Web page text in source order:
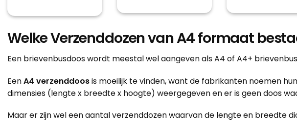
Welke Verzenddozen van A4 formaat
Een brievenbusdoos wordt meestal wel aangeven als A4 of A4+
EenA4 verzenddoosis moeilijk te vinden, want de fabrikanten noemen
dimensies (lengte x breedte x hoogte) weergegeven en er is geen doos
Maar er zijn wel een aantal verzenddozen waarvan de lengte en breedte